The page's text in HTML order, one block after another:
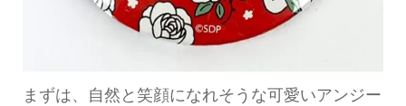
まずは、自然と笑顔になれそうな可愛いアンジー